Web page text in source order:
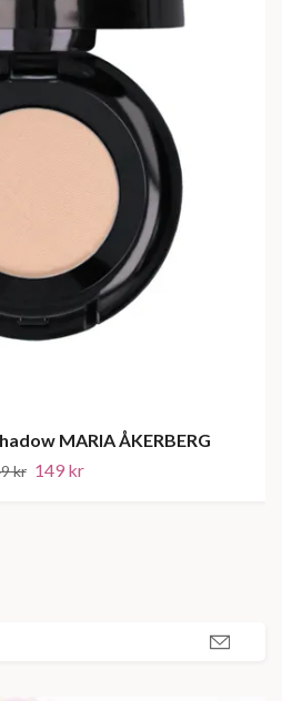
MARIA ÅKERBERG
kr 149 kr